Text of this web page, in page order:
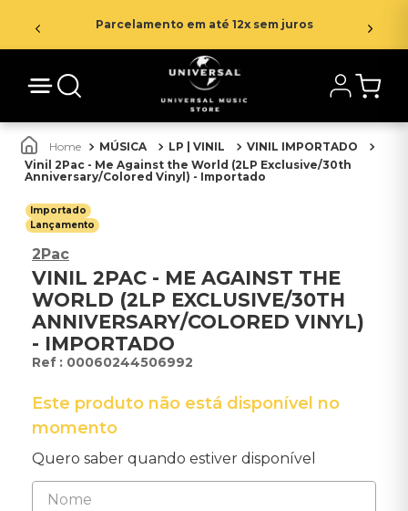
Parcelamento em até 12x sem juros
MÚSICA LP | VINIL
VINIL IMPORTADO
Vinil 2Pac - Me Against the World (2LP Exclusive/30th
Anniversary/Colored Vinyl) - Importado
Importado
Lançamento
2Pac
VINIL 2PAC - ME AGAINST THE
WORLD (2LP EXCLUSIVE/30TH
ANNIVERSARY/COLORED VINYL)
- IMPORTADO
: 00060244506992
Este produto não está disponível no
momento
Quero saber quando estiver disponível